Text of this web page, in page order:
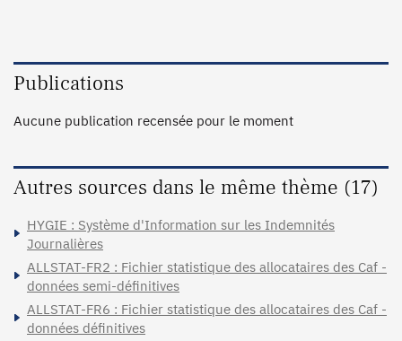
Publications
Aucune publication recensée pour le moment
Autres sources dans le même thème (17)
HYGIE : Système d'Information sur les Indemnités
Journalières
ALLSTAT-FR2 : Fichier statistique des allocataires des Caf -
données semi-définitives
ALLSTAT-FR6 : Fichier statistique des allocataires des Caf -
données définitives